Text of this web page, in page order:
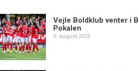
Vejle Boldklub venter i
Pokalen
6. august 2026